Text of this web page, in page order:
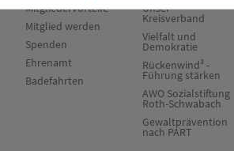
Mitgliedervorteile
Mitglied werden
Spenden
Ehrenamt
Badefahrten
Unser
Kreisverband
Vielfalt und
Demokratie
Rückenwind³ -
Führung stärken
AWO Sozialstiftung
Roth-Schwabach
Gewaltprävention
nach PART